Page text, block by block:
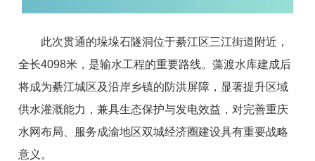
此次贯通的垛垛石隧洞位于綦江区三江街道附近，
全长4098米，是输水工程的重要路线。藻渡水库建成后
将成为綦江城区及沿岸乡镇的防洪屏障，显著提升区域
供水灌溉能力，兼具生态保护与发电效益，对完善重庆
水网布局、服务成渝地区双城经济圈建设具有重要战略
意义。